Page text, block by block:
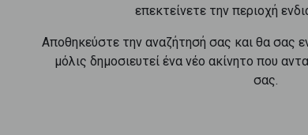
επεκτείνετε την περιοχή
Αποθηκεύστε την αναζήτησή σας και θα σας
μόλις δημοσιευτεί ένα νέο ακίνητο που
σας.